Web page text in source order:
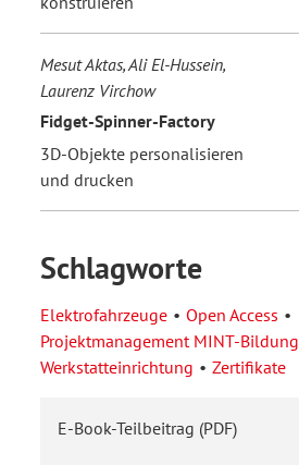
Mesut Aktas, Ali El-Hussein,
Laurenz Virchow
Fidget-Spinner-Factory
3D-Objekte personalisieren
und drucken
Schlagworte
Elektrofahrzeuge
Open Access
Projektmanagement MINT-Bildung
Werkstatteinrichtung
Zertifikate
E-Book-Teilbeitrag (PDF)